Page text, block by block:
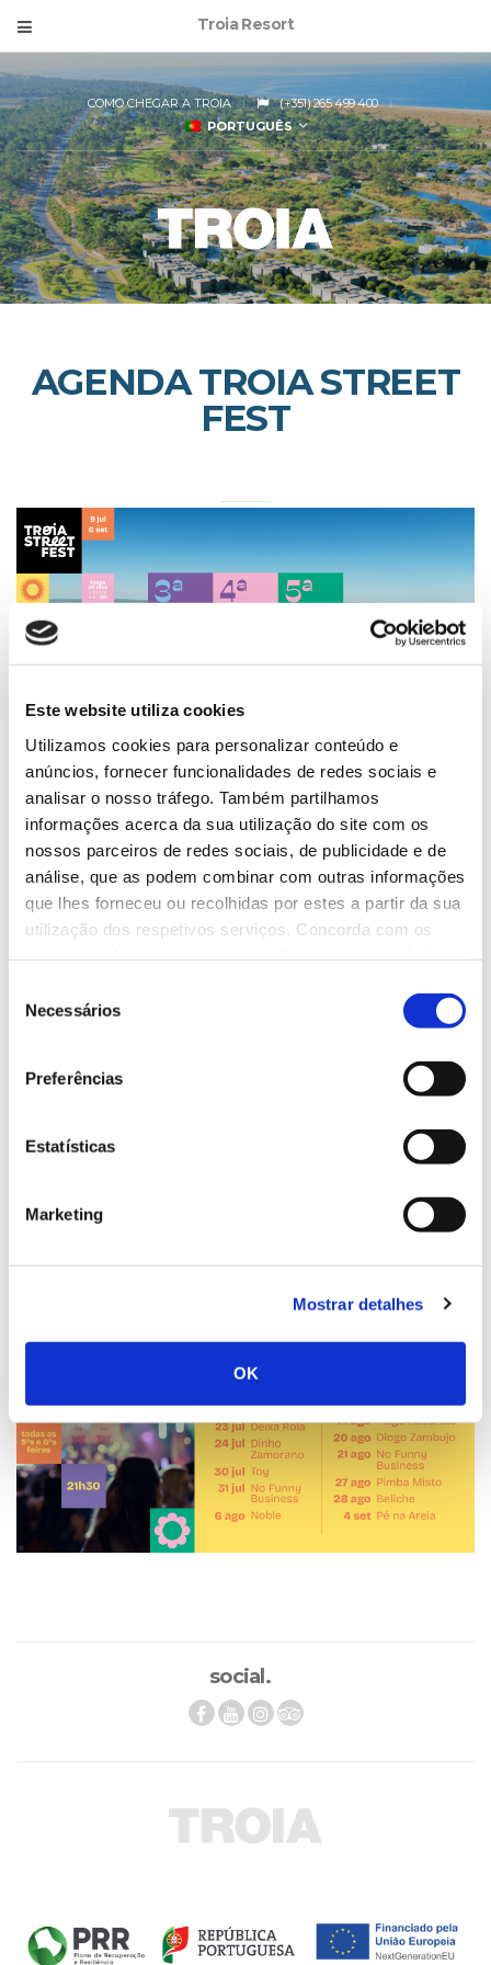
Este website utiliza cookies
Utilizamos cookies para personalizar conteúdo e
anúncios, fornecer funcionalidades de redes sociais e
analisar o nosso tráfego. Também partilhamos
informações acerca da sua utilização do site com os
nossos parceiros de redes sociais, de publicidade e de
análise, que as podem combinar com outras informações
que lhes forneceu ou recolhidas por estes a partir da sua
utilização dos respetivos serviços. Concorda com os
Necessários
Preferências
Estatísticas
Marketing
Mostrar detalhes
OK
Troia Resort
COMO CHEGAR A TROIA
(+351) 265 499 400
PORTUGUÊS
AGENDA TROIA STREET
FEST
social.